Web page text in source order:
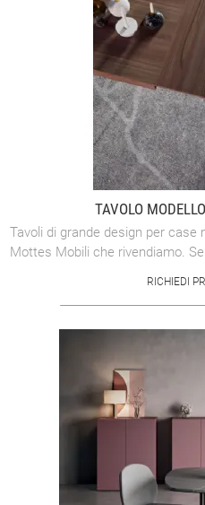
TAVOLO
Tavoli di grande design per case
Mottes Mobili che rivendiamo.
RICHIEDI